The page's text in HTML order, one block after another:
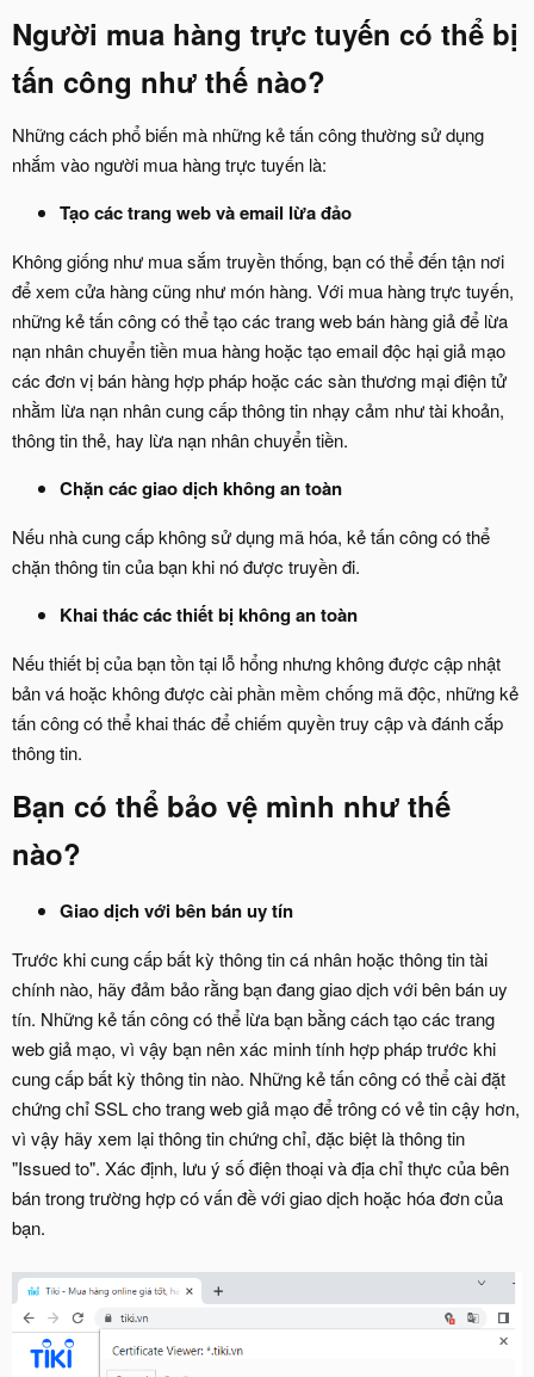
Người mua hàng trực tuyến có thể bị
tấn công như thế nào?​
Những cách phổ biến mà những kẻ tấn công thường sử dụng
nhắm vào người mua hàng trực tuyến là:
Tạo các trang web và email lừa đảo
Không giống như mua sắm truyền thống, bạn có thể đến tận nơi
để xem cửa hàng cũng như món hàng. Với mua hàng trực tuyến,
những kẻ tấn công có thể tạo các trang web bán hàng giả để lừa
nạn nhân chuyển tiền mua hàng hoặc tạo email độc hại giả mạo
các đơn vị bán hàng hợp pháp hoặc các sàn thương mại điện tử
nhằm lừa nạn nhân cung cấp thông tin nhạy cảm như tài khoản,
thông tin thẻ, hay lừa nạn nhân chuyển tiền.
Chặn các giao dịch không an toàn
Nếu nhà cung cấp không sử dụng mã hóa, kẻ tấn công có thể
chặn thông tin của bạn khi nó được truyền đi.
Khai thác các thiết bị không an toàn
Nếu thiết bị của bạn tồn tại lỗ hổng nhưng không được cập nhật
bản vá hoặc không được cài phần mềm chống mã độc, những kẻ
tấn công có thể khai thác để chiếm quyền truy cập và đánh cắp
thông tin.
Bạn có thể bảo vệ mình như thế
nào?​
Giao dịch với bên bán uy tín
Trước khi cung cấp bất kỳ thông tin cá nhân hoặc thông tin tài
chính nào, hãy đảm bảo rằng bạn đang giao dịch với bên bán uy
tín. Những kẻ tấn công có thể lừa bạn bằng cách tạo các trang
web giả mạo, vì vậy bạn nên xác minh tính hợp pháp trước khi
cung cấp bất kỳ thông tin nào. Những kẻ tấn công có thể cài đặt
chứng chỉ SSL cho trang web giả mạo để trông có vẻ tin cậy hơn,
vì vậy hãy xem lại thông tin chứng chỉ, đặc biệt là thông tin
"Issued to". Xác định, lưu ý số điện thoại và địa chỉ thực của bên
bán trong trường hợp có vấn đề với giao dịch hoặc hóa đơn của
bạn.